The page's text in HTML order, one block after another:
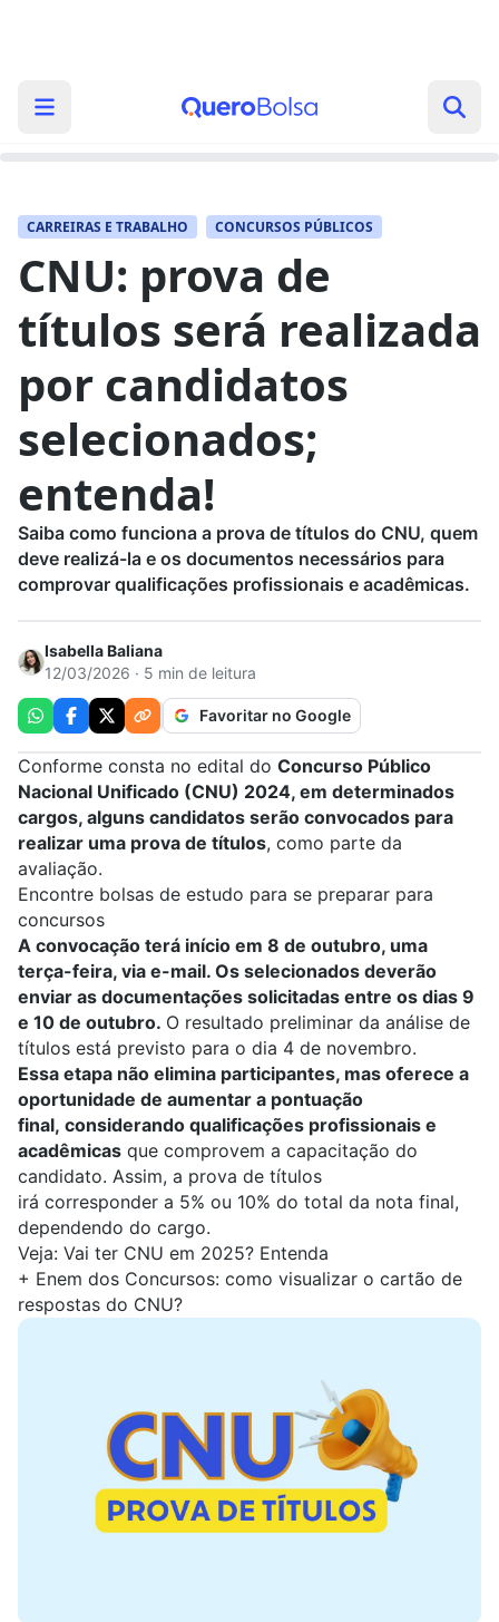
CARREIRAS E TRABALHO CONCURSOS PÚBLICOS
CNU: prova de
títulos será realizada
por candidatos
selecionados;
entenda!
Saiba como funciona a prova de títulos do CNU, quem
deve realizá-la e os documentos necessários para
comprovar qualificações profissionais e acadêmicas.
Isabella Baliana
12/03/2026 · 5 min de leitura
Favoritar no Google
Conforme consta no edital do Concurso Público
Nacional Unificado (CNU) 2024, em determinados
cargos, alguns candidatos serão convocados para
realizar uma prova de títulos, como parte da
avaliação.
Encontre bolsas de estudo para se preparar para
concursos
A convocação terá início em 8 de outubro, uma
terça-feira, via e-mail. Os selecionados deverão
enviar as documentações solicitadas entre os dias 9
e 10 de outubro. O resultado preliminar da análise de
títulos está previsto para o dia 4 de novembro.
Essa etapa não elimina participantes, mas oferece a
oportunidade de aumentar a pontuação
final, considerando qualificações profissionais e
acadêmicas que comprovem a capacitação do
candidato. Assim, a prova de títulos
irá corresponder a 5% ou 10% do total da nota final,
dependendo do cargo.
Veja: Vai ter CNU em 2025? Entenda
+ Enem dos Concursos: como visualizar o cartão de
respostas do CNU?